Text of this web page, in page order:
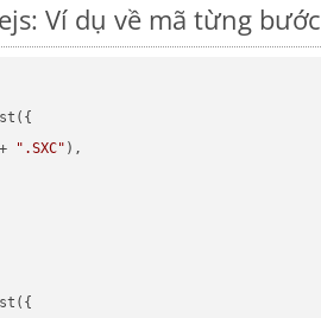
Ví dụ về mã từng bước
".SXC" ),